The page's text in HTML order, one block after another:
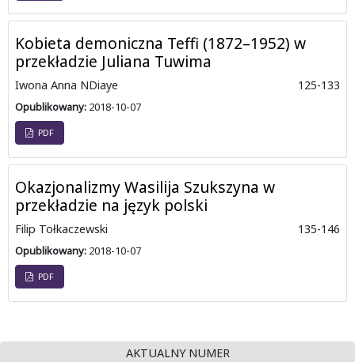
Kobieta demoniczna Teffi (1872–1952) w
przekładzie Juliana Tuwima
Iwona Anna NDiaye 125-133
Opublikowany: 2018-10-07
PDF
Okazjonalizmy Wasilija Szukszyna w
przekładzie na język polski
Filip Tołkaczewski 135-146
Opublikowany: 2018-10-07
PDF
AKTUALNY NUMER